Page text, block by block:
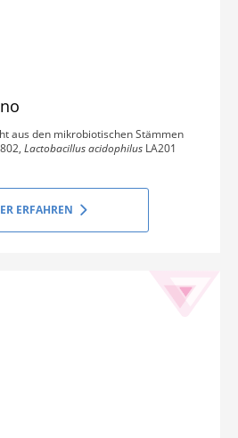
aus den mikrobiotischen Stämmen
Lactobacillus acidophilus LA201
ERFAHREN